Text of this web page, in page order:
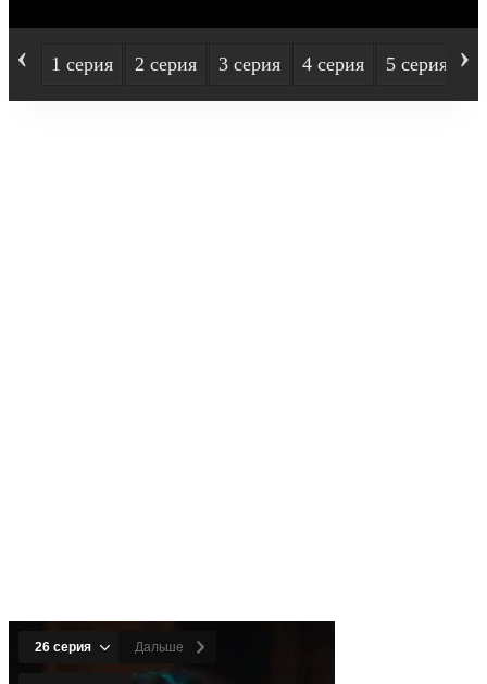
‹ 1 серия 2 серия 3 серия 4 серия 5 серия ›